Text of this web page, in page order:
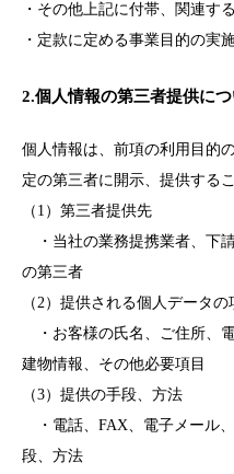
・その他上記に付帯、関連す
・定款に定める事業目的の実
2.個人情報の第三者提供に
個人情報は、前項の利用目的
定の第三者に開示、提供する
（1）第三者提供先
・当社の業務提携業者、下
の第三者
（2）提供される個人データの
・お客様の氏名、ご住所、
建物情報、その他必要項目
（3）提供の手段、方法
・電話、FAX、電子メール
段、方法